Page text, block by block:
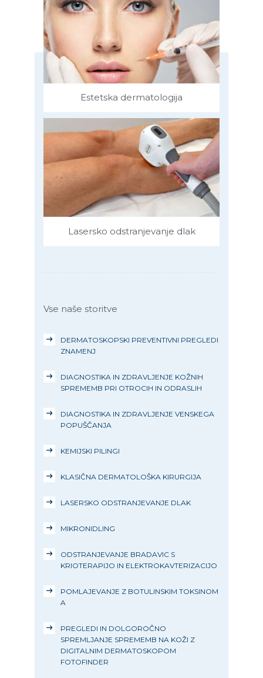
Estetska dermatologija
Lasersko odstranjevanje dlak
Vse naše storitve
DERMATOSKOPSKI PREVENTIVNI PREGLEDI
ZNAMENJ
DIAGNOSTIKA IN ZDRAVLJENJE KOŽNIH
SPREMEMB PRI OTROCIH IN ODRASLIH
DIAGNOSTIKA IN ZDRAVLJENJE VENSKEGA
POPUŠČANJA
KEMIJSKI PILINGI
KLASIČNA DERMATOLOŠKA KIRURGIJA
LASERSKO ODSTRANJEVANJE DLAK
MIKRONIDLING
ODSTRANJEVANJE BRADAVIC S
KRIOTERAPIJO IN ELEKTROKAVTERIZACIJO
POMLAJEVANJE Z BOTULINSKIM TOKSINOM
A
PREGLEDI IN DOLGOROČNO
SPREMLJANJE SPREMEMB NA KOŽI Z
DIGITALNIM DERMATOSKOPOM
FOTOFINDER